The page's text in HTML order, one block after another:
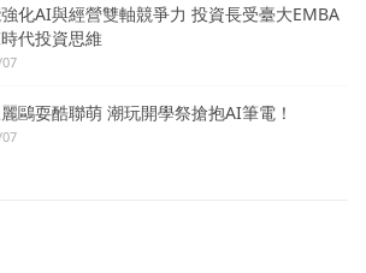
化AI與經營雙軸競爭力 投資長受臺大EMBA
代投資思維
鷗耍酷聯萌 潮玩開學祭搶抱AI筆電！